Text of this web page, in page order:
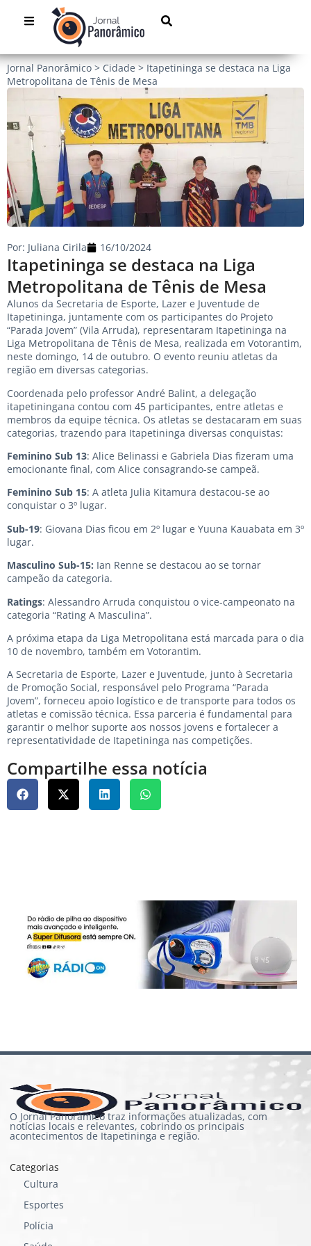
Jornal Panorâmico > Cidade > Itapetininga se destaca na Liga
Metropolitana de Tênis de Mesa
Itapetininga se destaca na Liga
Metropolitana de Tênis de Mesa
Por: Juliana Cirila 16/10/2024
Alunos da Secretaria de Esporte, Lazer e Juventude de
Itapetininga, juntamente com os participantes do Projeto
“Parada Jovem” (Vila Arruda), representaram Itapetininga na
Liga Metropolitana de Tênis de Mesa, realizada em Votorantim,
neste domingo, 14 de outubro. O evento reuniu atletas da
região em diversas categorias.
Coordenada pelo professor André Balint, a delegação
itapetiningana contou com 45 participantes, entre atletas e
membros da equipe técnica. Os atletas se destacaram em suas
categorias, trazendo para Itapetininga diversas conquistas:
Feminino Sub 13: Alice Belinassi e Gabriela Dias fizeram uma
emocionante final, com Alice consagrando-se campeã.
Feminino Sub 15: A atleta Julia Kitamura destacou-se ao
conquistar o 3º lugar.
Sub-19: Giovana Dias ficou em 2º lugar e Yuuna Kauabata em 3º
lugar.
Masculino Sub-15: Ian Renne se destacou ao se tornar
campeão da categoria.
Ratings: Alessandro Arruda conquistou o vice-campeonato na
categoria “Rating A Masculina”.
A próxima etapa da Liga Metropolitana está marcada para o dia
10 de novembro, também em Votorantim.
A Secretaria de Esporte, Lazer e Juventude, junto à Secretaria
de Promoção Social, responsável pelo Programa “Parada
Jovem”, forneceu apoio logístico e de transporte para todos os
atletas e comissão técnica. Essa parceria é fundamental para
garantir o melhor suporte aos nossos jovens e fortalecer a
representatividade de Itapetininga nas competições.
Compartilhe essa notícia
O Jornal Panorâmico traz informações atualizadas, com
notícias locais e relevantes, cobrindo os principais
acontecimentos de Itapetininga e região.
Categorias
Cultura
Esportes
Polícia